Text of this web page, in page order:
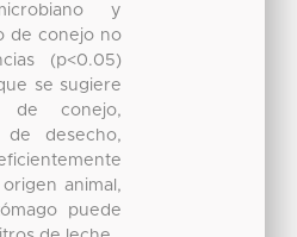
y
de conejo no
(p<0.05)
se sugiere
de conejo,
de desecho,
animal,
puede